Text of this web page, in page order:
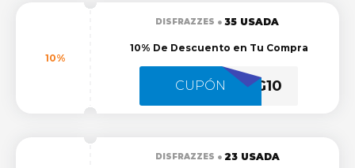
10%
DISFRAZZES 35 USADA
10% De Descuento en Tu Compra
CUPÓN ZZG10
DISFRAZZES
23 USADA